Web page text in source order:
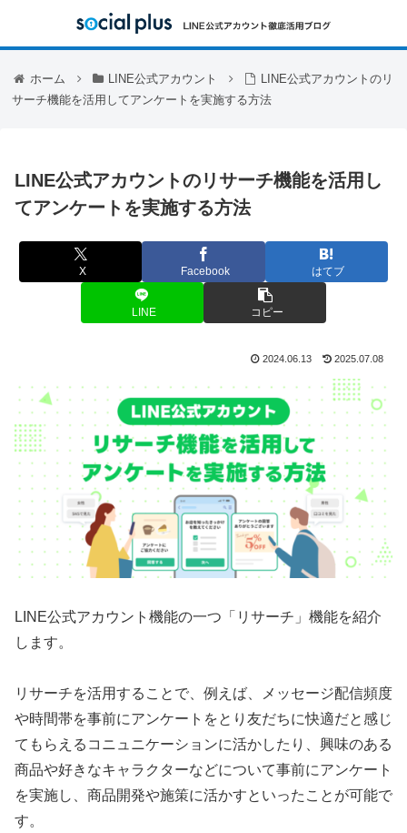
ホーム LINE公式アカウント
LINE公式アカウントのリ
サーチ機能を活用してアンケートを実施する方法
LINE公式アカウントのリサーチ機能を活用し
てアンケートを実施する方法
X Facebook はてブ
LINE コピー
2024.06.13 2025.07.08
LINE公式アカウント機能の一つ「リサーチ」機能を紹介
します。
リサーチを活用することで、例えば、メッセージ配信頻度
や時間帯を事前にアンケートをとり友だちに快適だと感じ
てもらえるコニュニケーションに活かしたり、興味のある
商品や好きなキャラクターなどについて事前にアンケート
を実施し、商品開発や施策に活かすといったことが可能で
す。